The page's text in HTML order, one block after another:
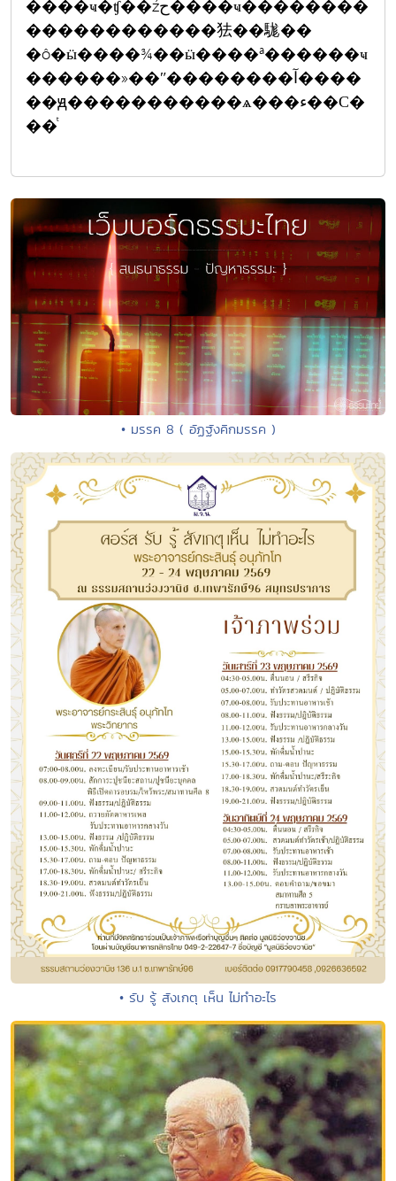
����ҹ�ʧ��źح����ҹ��������
������������㹤��駹��
�ô�ӹ����¾��ӹ����ª������ҹ
������»��ʺ��������آ����
��ԭ�����������ѧ���ء��С�
��ͭ
• มรรค 8 ( อัฏฐังคิกมรรค )
• รับ รู้ สังเกตุ เห็น ไม่ทำอะไร